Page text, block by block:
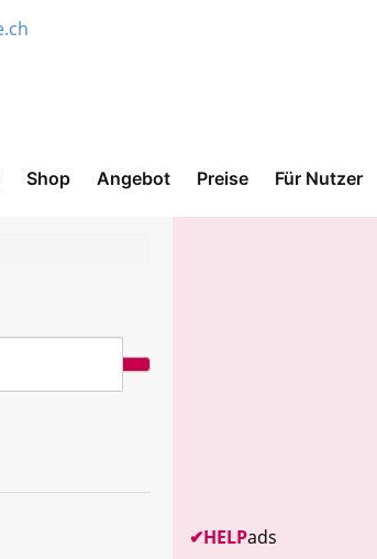
Shop Angebot Preise Für Nutzer
✔HELPads